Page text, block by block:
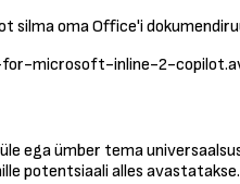
silma oma Office'i
for-microsoft-inline-2-
ega ümber tema
potentsiaali alles avastatakse.